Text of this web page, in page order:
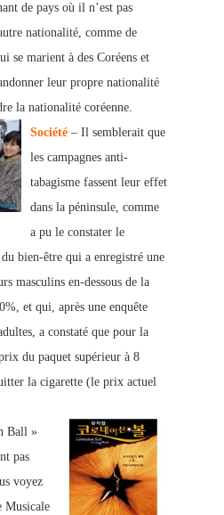
de pays où il n’est pas
nationalité, comme de
se marient à des Coréens et
leur propre nationalité
la nationalité coréenne.
Société – Il semblerait que
les campagnes anti-
tabagisme fassent leur effet
dans la péninsule, comme
a pu le constater le
bien-être qui a enregistré une
masculins en-dessous de la
et qui, après une enquête
a constaté que pour la
du paquet supérieur à 8
la cigarette (le prix actuel
Ball »
nt pas
voyez
Musicale